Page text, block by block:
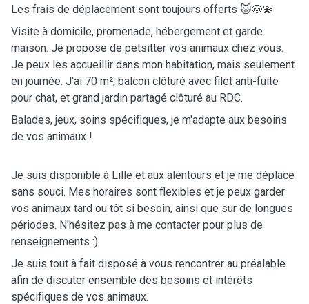
Les frais de déplacement sont toujours offerts 🐱🐶💫
Visite à domicile, promenade, hébergement et garde
maison. Je propose de petsitter vos animaux chez vous.
Je peux les accueillir dans mon habitation, mais seulement
en journée. J'ai 70 m², balcon clôturé avec filet anti-fuite
pour chat, et grand jardin partagé clôturé au RDC.
Balades, jeux, soins spécifiques, je m'adapte aux besoins
de vos animaux !
Je suis disponible à Lille et aux alentours et je me déplace
sans souci. Mes horaires sont flexibles et je peux garder
vos animaux tard ou tôt si besoin, ainsi que sur de longues
périodes. N'hésitez pas à me contacter pour plus de
renseignements :)
Je suis tout à fait disposé à vous rencontrer au préalable
afin de discuter ensemble des besoins et intérêts
spécifiques de vos animaux.